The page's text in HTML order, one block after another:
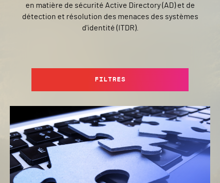
en matière de sécurité Active Directory (AD) et de
détection et résolution des menaces des systèmes
d'identité (ITDR).
FILTRES